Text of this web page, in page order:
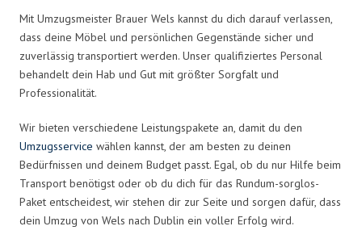
Mit Umzugsmeister Brauer Wels kannst du dich darauf verlassen,
dass deine Möbel und persönlichen Gegenstände sicher und
zuverlässig transportiert werden. Unser qualifiziertes Personal
behandelt dein Hab und Gut mit größter Sorgfalt und
Professionalität.
Wir bieten verschiedene Leistungspakete an, damit du den
Umzugsservice wählen kannst, der am besten zu deinen
Bedürfnissen und deinem Budget passt. Egal, ob du nur Hilfe beim
Transport benötigst oder ob du dich für das Rundum-sorglos-
Paket entscheidest, wir stehen dir zur Seite und sorgen dafür, dass
dein Umzug von Wels nach Dublin ein voller Erfolg wird.